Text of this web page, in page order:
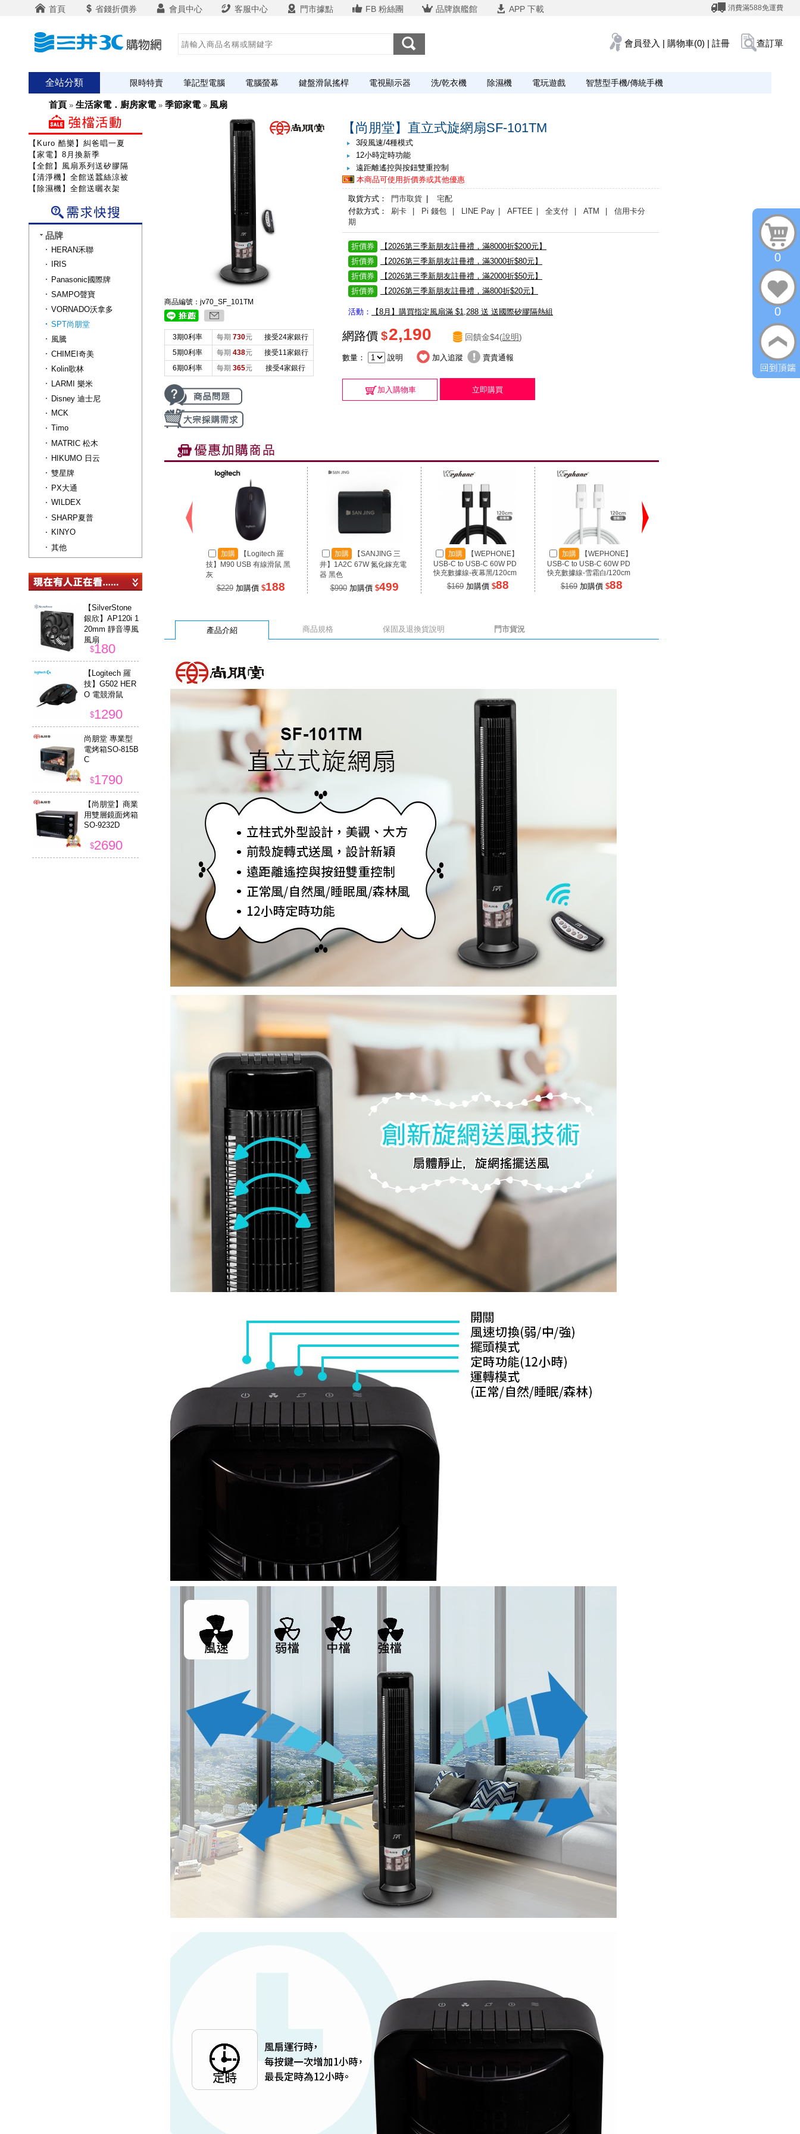
首頁 省錢折價券 會員中心 客服中心 門市據點 FB 粉絲團 品牌旗艦館 APP 下載 消費滿588免運費
會員登入 | 購物車(0) | 註冊 查訂單
全站分類 限時特賣 筆記型電腦 電腦螢幕 鍵盤滑鼠搖桿 電視顯示器 洗/乾衣機 除濕機 電玩遊戲 智慧型手機/傳統手機
首頁 » 生活家電．廚房家電» 季節家電» 風扇
商品編號：jv70_SF_101TM
3期0利率 每期 730元
接受24家銀行
5期0利率
每期 438元
接受11家銀行
6期0利率
每期 365元 接受4家銀行
【尚朋堂】直立式旋網扇SF-101TM
3段風速/4種模式
12小時定時功能
遠距離遙控與按鈕雙重控制
本商品可使用折價券或其他優惠
取貨方式： 門市取貨
宅配
付款方式：
刷卡 | Pi 錢包 | LINE Pay | AFTEE | 全支付 | ATM
| 信用卡分
期
折價券
【2026第三季新朋友註冊禮，滿8000折$200元】
折價券
【2026第三季新朋友註冊禮，滿3000折$80元】
折價券
【2026第三季新朋友註冊禮，滿2000折$50元】
折價券
【2026第三季新朋友註冊禮，滿800折$20元】
活動： 【8月】購買指定風扇滿 $1,288 送 送國際矽膠隔熱組
網路價 $2,190 回饋金$4(說明)
數量： 說明 加入追蹤 賣貴通報
加入購物車 立即購買
加購
【Logitech 羅
技】M90 USB 有線滑鼠 黑
灰
$229加購價 $188
加購
【SANJING 三
井】1A2C 67W 氮化鎵充電
器 黑色
$990加購價 $499
加購
【WEPHONE】
USB-C to USB-C 60W PD
快充數據線-夜幕黑/120cm
$169 加購價 $88
加購
【WEPHONE】
USB-C to USB-C 60W PD
快充數據線-雪霜白/120cm
$169 加購價 $88
產品介紹 商品規格 保固及退換貨說明 門市貨況
【Kuro 酷樂】糾爸唱一夏
【家電】8月換新季
【全館】風扇系列送矽膠隔熱組
【清淨機】全館送蠶絲涼被
【除濕機】全館送曬衣架
品牌
HERAN禾聯
IRIS
Panasonic國際牌
SAMPO聲寶
VORNADO沃拿多
SPT尚朋堂
風騰
CHIMEI奇美
Kolin歌林
LARMI 樂米
Disney 迪士尼
MCK
Timo
MATRIC 松木
HIKUMO 日云
雙星牌
PX大通
WILDEX
SHARP夏普
KINYO
其他
【SilverStone
銀欣】AP120i 1
20mm 靜音導風
風扇
$180
【Logitech 羅
技】G502 HER
O 電競滑鼠
$1290
尚朋堂 專業型
電烤箱SO-815B
C
$1790
【尚朋堂】商業
用雙層鏡面烤箱
SO-9232D
$2690
0
0